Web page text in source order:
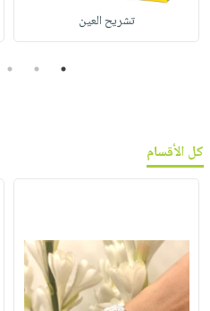
تشريح العين
1
2
3
كل الأقسام